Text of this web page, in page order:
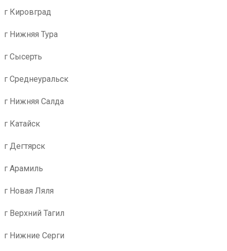
г Кировград
г Нижняя Тура
г Сысерть
г Среднеуральск
г Нижняя Салда
г Катайск
г Дегтярск
г Арамиль
г Новая Ляля
г Верхний Тагил
г Нижние Серги